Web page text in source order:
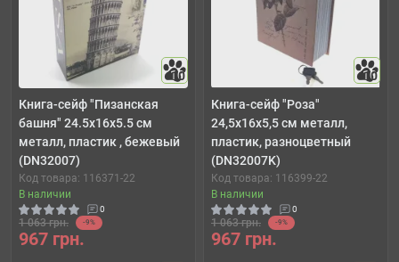
10
Книга-сейф "Пизанская
башня" 24.5х16х5.5 см
металл, пластик , бежевый
(DN32007)
Код товара: 116371-22
В наличии
0
1 063 грн. -9%
967 грн.
10
Книга-сейф "Роза"
24,5х16х5,5 см металл,
пластик, разноцветный
(DN32007K)
Код товара: 116399-22
В наличии
0
1 063 грн. -9%
967 грн.